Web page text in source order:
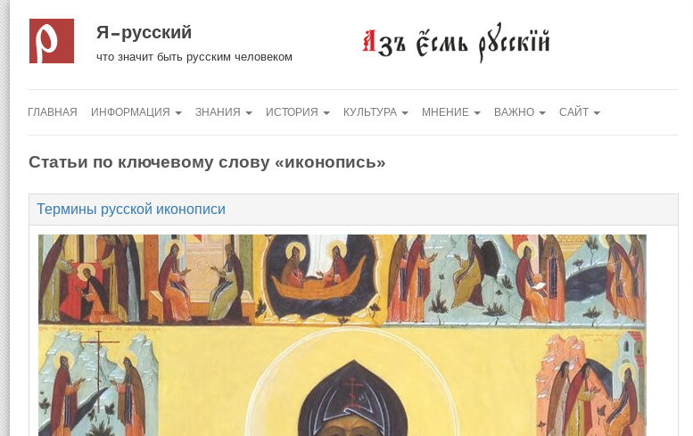
Я русский
что значит быть русским человеком
ГЛАВНАЯ ИНФОРМАЦИЯ ЗНАНИЯ ИСТОРИЯ КУЛЬТУРА МНЕНИЕ ВАЖНО САЙТ
Статьи по ключевому слову «иконопись»
Термины русской иконописи